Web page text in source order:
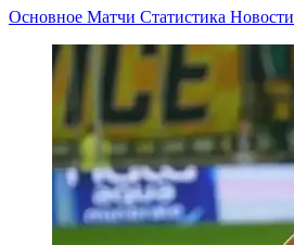
Основное Матчи Статистика Новости